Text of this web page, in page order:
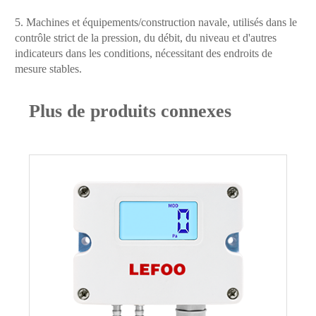
5. Machines et équipements/construction navale, utilisés dans le
contrôle strict de la pression, du débit, du niveau et d'autres
indicateurs dans les conditions, nécessitant des endroits de
mesure stables.
Plus de produits connexes